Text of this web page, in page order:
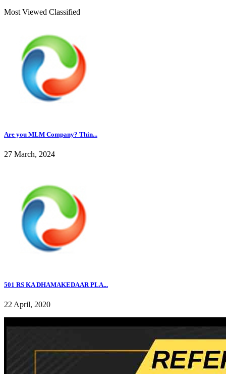
Most Viewed Classified
Are you MLM Company? Thin...
27 March, 2024
501 RS KA DHAMAKEDAAR PLA...
22 April, 2020